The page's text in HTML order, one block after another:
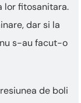
lor fitosanitara.
dar si la
s-au facut-o
de boli